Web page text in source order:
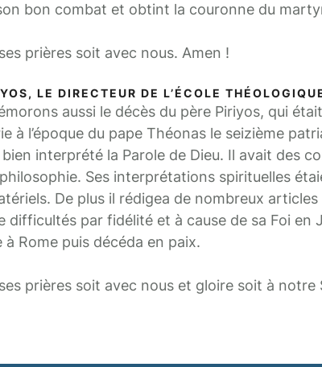
bon combat et obtint la couronne du
prières soit avec nous. Amen !
LE DIRECTEUR DE L’ÉCOLE
aussi le décès du père Piriyos, qui
à l’époque du pape Théonas le seizième
interprété la Parole de Dieu. Il avait des
Ses interprétations spirituelles
De plus il rédigea de nombreux
difficultés par fidélité et à cause de sa Foi en
Rome puis décéda en paix.
prières soit avec nous et gloire soit à notre